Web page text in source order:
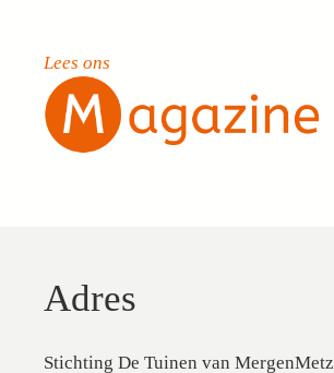
Lees ons
Adres
Stichting De Tuinen van MergenMetz